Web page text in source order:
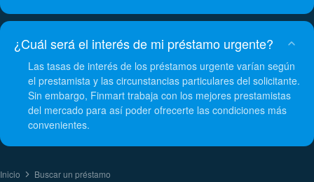
¿Cuál será el interés de mi préstamo urgente?
Las tasas de interés de los préstamos urgente varían según
el prestamista y las circunstancias particulares del solicitante.
Sin embargo, Finmart trabaja con los mejores prestamistas
del mercado para así poder ofrecerte las condiciones más
convenientes.
Inicio Buscar un préstamo